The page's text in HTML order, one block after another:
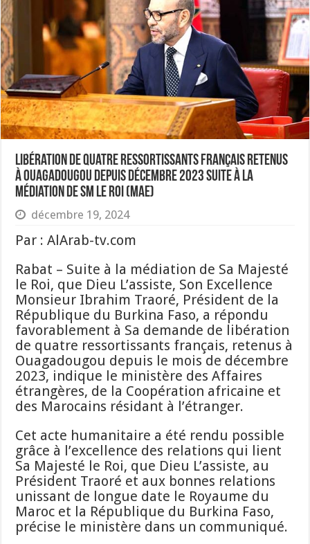
Libération de quatre ressortissants français retenus
à Ouagadougou depuis décembre 2023 suite à la
médiation de SM le Roi (MAE)
décembre 19, 2024
Par : AlArab-tv.com
Rabat – Suite à la médiation de Sa Majesté
le Roi, que Dieu L’assiste, Son Excellence
Monsieur Ibrahim Traoré, Président de la
République du Burkina Faso, a répondu
favorablement à Sa demande de libération
de quatre ressortissants français, retenus à
Ouagadougou depuis le mois de décembre
2023, indique le ministère des Affaires
étrangères, de la Coopération africaine et
des Marocains résidant à l’étranger.
Cet acte humanitaire a été rendu possible
grâce à l’excellence des relations qui lient
Sa Majesté le Roi, que Dieu L’assiste, au
Président Traoré et aux bonnes relations
unissant de longue date le Royaume du
Maroc et la République du Burkina Faso,
précise le ministère dans un communiqué.